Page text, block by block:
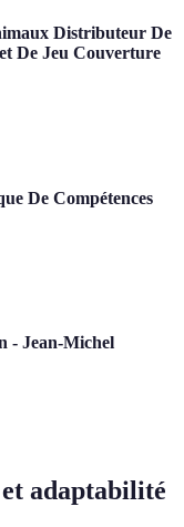
Distributeur De
De Jeu Couverture
De Compétences
- Jean-Michel
adaptabilité